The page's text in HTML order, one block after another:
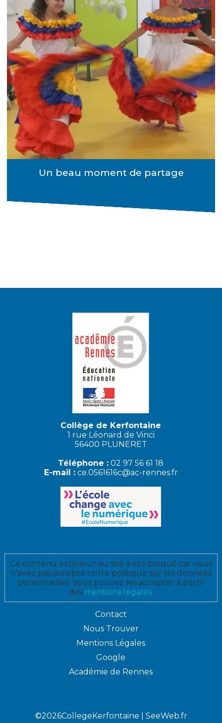
Un beau moment de partage
Collège de Kerfontaine
1 rue Léonard de Vinci
56400 PLUNERET
Téléphone : 02 97 56 61 18
E-mail : ce.0561616c@ac-rennes.fr
Ce contenu extérieur au site a été bloqué car vous
n'avez pas accepté notre politique sur les données
personnelles. Vous pouvez les accepter à partir
des mentions légales.
Contact
Nous Trouver
Mentions Légales
Google
Académie de Rennes
©2026CollegeKerfontaine | SeeWeb.fr